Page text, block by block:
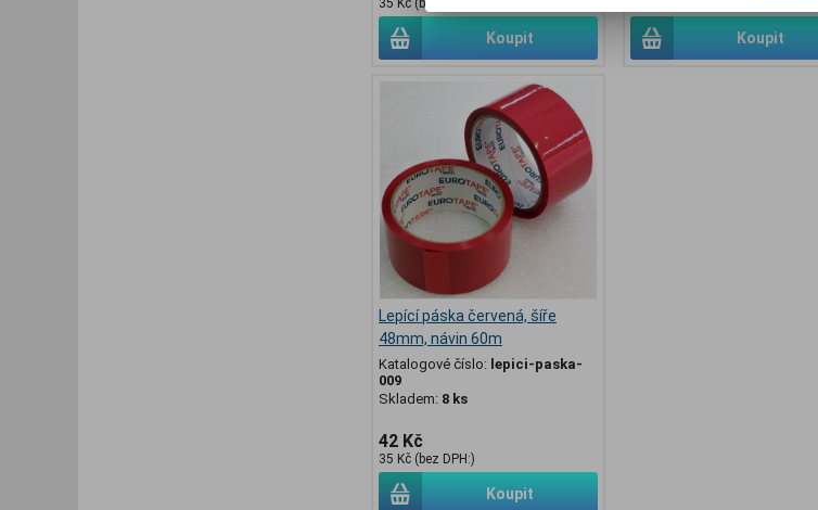
35 Kč (bez DPH:)
Koupit Koupit
Lepící páska červená, šíře
48mm, návin 60m
Katalogové číslo: lepici-paska-
009
Skladem: 8 ks
42 Kč
35 Kč (bez DPH:)
Koupit